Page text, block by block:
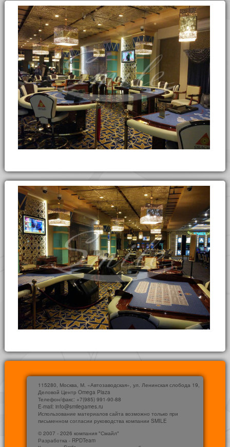
115280, Москва, М. «Автозаводская», ул. Ленинская слобода 19,
Деловой Центр Omega Plaza
Телефон/факс: +7(985) 991-90-88
E-mail: info@smilegames.ru
Использование материалов сайта возможно только при
письменном согласии руководства компании SMILE
© 2007 - 2026 компания "Смайл"
Разработка - RPDTeam